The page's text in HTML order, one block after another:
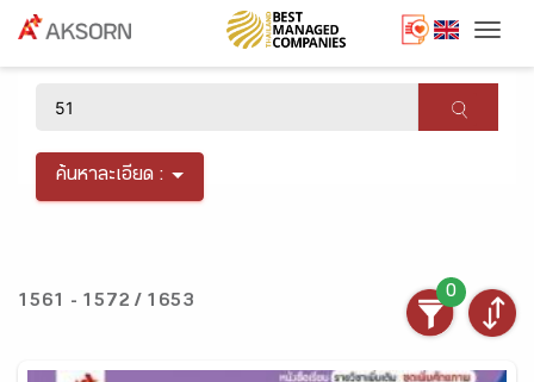
ค้นหาละเอียด :
1561 - 1572 / 1653
0